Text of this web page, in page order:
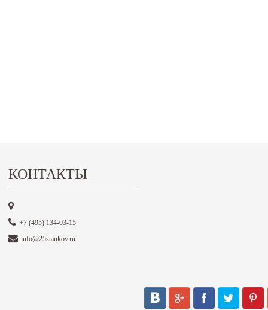
КОНТАКТЫ
+7 (495) 134-03-15
info@25stankov.ru